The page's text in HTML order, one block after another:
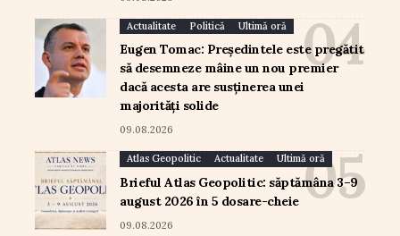
Actualitate Politică Ultimă oră
Eugen Tomac: Președintele este pregătit
să desemneze mâine un nou premier
dacă acesta are susținerea unei
majorități solide
09.08.2026
Atlas Geopolitic Actualitate Ultimă oră
Brieful Atlas Geopolitic: săptămâna 3–9
august 2026 în 5 dosare-cheie
09.08.2026